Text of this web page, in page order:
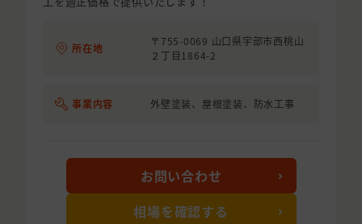
所在地
〒755-0069 山口県宇部市西桃山
２丁目1864-2
事業内容 外壁塗装、屋根塗装、防水工事
お問い合わせ
相場を確認する